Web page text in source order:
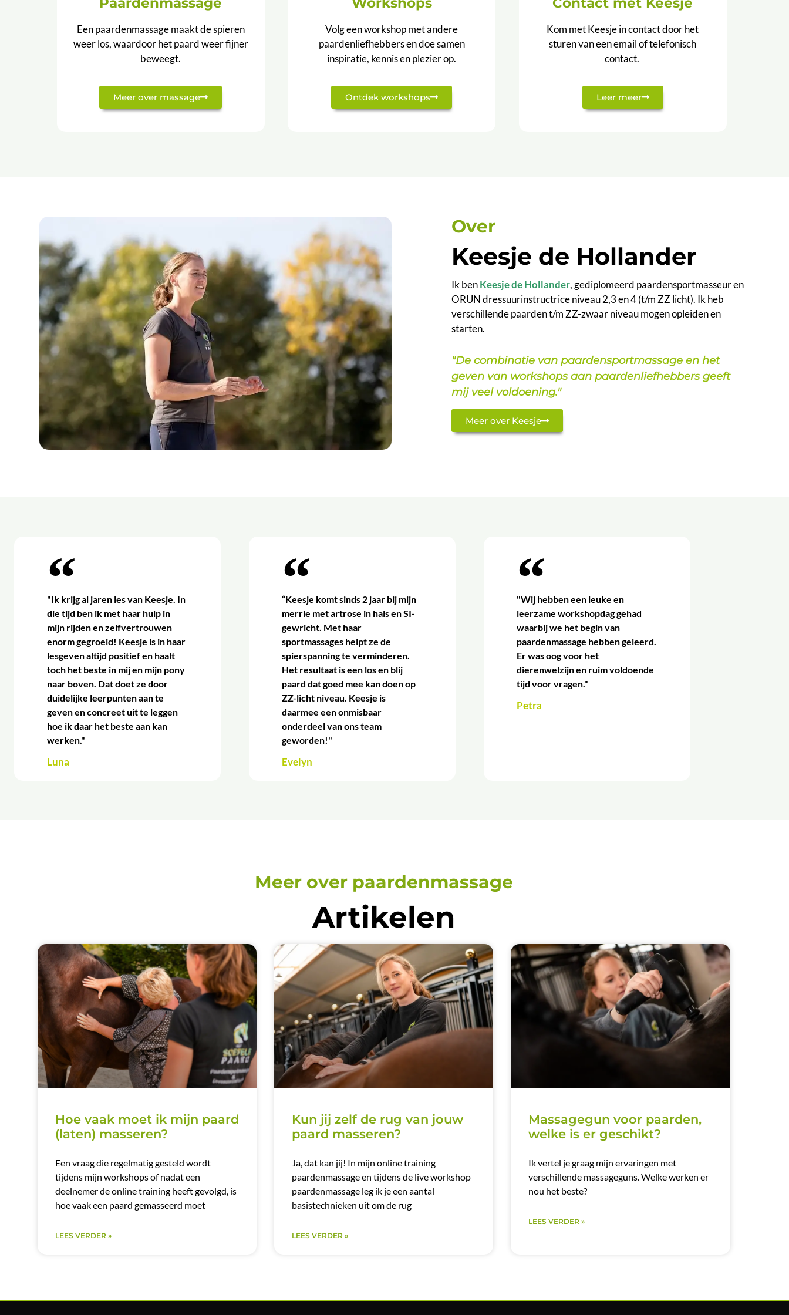
Een paardenmassage maakt de spieren
weer los, waardoor het paard weer fijner
beweegt.
Meer over massage
Volg een workshop met andere
paardenliefhebbers en doe samen
inspiratie, kennis en plezier op.
Ontdek workshops
Kom met Keesje in contact door het
sturen van een email of telefonisch
contact.
Leer meer
Over
Keesje de Hollander
Ik benKeesje de Hollander, gediplomeerd paardensportmasseur en
ORUN dressuurinstructrice niveau 2,3 en 4 (t/m ZZ licht). Ik heb
verschillende paarden t/m ZZ-zwaar niveau mogen opleiden en
starten.
"De combinatie van paardensportmassage en het
geven van workshops aan paardenliefhebbers geeft
mij veel voldoening."
Meer over Keesje
"Ik krijg al jaren les van Keesje. In
die tijd ben ik met haar hulp in
mijn rijden en zelfvertrouwen
enorm gegroeid! Keesje is in haar
lesgeven altijd positief en haalt
toch het beste in mij en mijn pony
naar boven. Dat doet ze door
duidelijke leerpunten aan te
geven en concreet uit te leggen
hoe ik daar het beste aan kan
werken."
Luna
“Keesje komt sinds 2 jaar bij mijn
merrie met artrose in hals en SI-
gewricht. Met haar
sportmassages helpt ze de
spierspanning te verminderen.
Het resultaat is een los en blij
paard dat goed mee kan doen op
ZZ-licht niveau. Keesje is
daarmee een onmisbaar
onderdeel van ons team
geworden!"
Evelyn
"Wij hebben een leuke en
leerzame workshopdag gehad
waarbij we het begin van
paardenmassage hebben geleerd.
Er was oog voor het
dierenwelzijn en ruim voldoende
tijd voor vragen."
Petra
Meer over paardenmassage
Artikelen
Hoe vaak moet ik mijn paard
(laten) masseren?
Een vraag die regelmatig gesteld wordt
tijdens mijn workshops of nadat een
deelnemer de online training heeft gevolgd, is
hoe vaak een paard gemasseerd moet
LEES VERDER »
Kun jij zelf de rug van jouw
paard masseren?
Ja, dat kan jij! In mijn online training
paardenmassage en tijdens de live workshop
paardenmassage leg ik je een aantal
basistechnieken uit om de rug
LEES VERDER »
Massagegun voor paarden,
welke is er geschikt?
Ik vertel je graag mijn ervaringen met
verschillende massageguns. Welke werken er
nou het beste?
LEES VERDER »